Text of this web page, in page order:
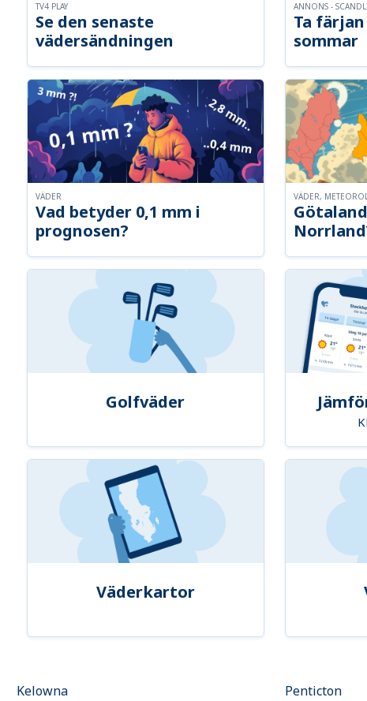
Se den senaste
vädersändningen
TV4 PLAY
Ta
sommar
ANNONS -
Vad betyder 0,1 mm i
prognosen?
VÄDER VÄDER,
Golfväder
Väderkartor
Kelowna Penticton